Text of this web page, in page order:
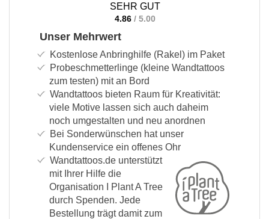
SEHR GUT
4.86 / 5.00
Unser Mehrwert
Kostenlose Anbringhilfe (Rakel) im Paket
Probeschmetterlinge (kleine Wandtattoos
zum testen) mit an Bord
Wandtattoos bieten Raum für Kreativität:
viele Motive lassen sich auch daheim
noch umgestalten und neu anordnen
Bei Sonderwünschen hat unser
Kundenservice ein offenes Ohr
Wandtattoos.de unterstützt
mit Ihrer Hilfe die
Organisation I Plant A Tree
durch Spenden. Jede
Bestellung trägt damit zum